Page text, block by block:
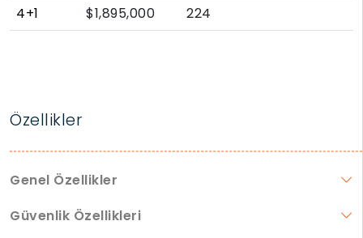
4+1
$1,895,000 224
Özellikler
Genel Özellikler
Güvenlik Özellikleri